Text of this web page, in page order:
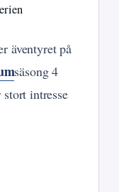
äventyret på
säsong 4
intresse